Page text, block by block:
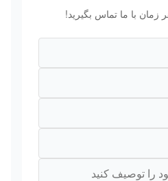
زمان با ما تماس بگیرید!